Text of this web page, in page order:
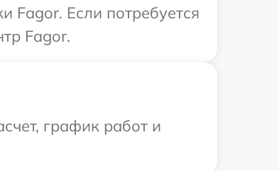
Fagor. Если потребуется
Fagor.
график работ и